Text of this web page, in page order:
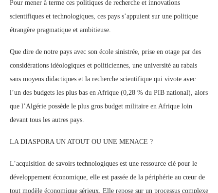
Pour mener à terme ces politiques de recherche et innovations
scientifiques et technologiques, ces pays s’appuient sur une politique
étrangère pragmatique et ambitieuse.
Que dire de notre pays avec son école sinistrée, prise en otage par des
considérations idéologiques et politiciennes, une université au rabais
sans moyens didactiques et la recherche scientifique qui vivote avec
l’un des budgets les plus bas en Afrique (0,28 % du PIB national), alors
que l’Algérie possède le plus gros budget militaire en Afrique loin
devant tous les autres pays.
LA DIASPORA UN ATOUT OU UNE MENACE ?
L’acquisition de savoirs technologiques est une ressource clé pour le
développement économique, elle est passée de la périphérie au cœur de
tout modèle économique sérieux. Elle repose sur un processus complexe